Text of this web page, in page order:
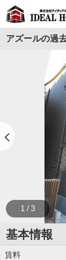
アズールの過
1 / 3
基本情報
賃料